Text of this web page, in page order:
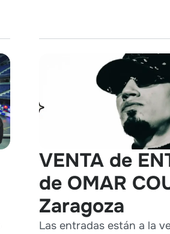
VENTA de
de OMAR
Zaragoza
Las entradas están a la